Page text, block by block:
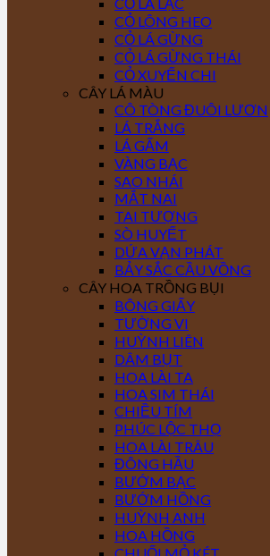
CỎ LÔNG HEO
CỎ LÁ GỪNG
CỎ LÁ GỪNG THÁI
CỎ XUYẾN CHI
CÂY LÁ MÀU
CÔ TÒNG ĐUÔI LƯƠN
LÁ TRẮNG
LÁ GẤM
VÀNG BẠC
SAO NHÁI
MẮT NAI
TAI TƯỢNG
SÒ HUYẾT
DỨA VẠN PHÁT
BẢY SẮC CẦU VỒNG
CÂY HOA TRỒNG BỤI
BÔNG GIẤY
TƯỜNG VI
HUỲNH LIÊN
DÂM BỤT
HOA LÀI TA
HOA SIM THÁI
CHIỀU TÍM
PHÚC LỘC THỌ
HOA LÀI TRÂU
ĐÔNG HẦU
BƯỚM BẠC
BƯỚM HỒNG
HUỲNH ANH
HOA HỒNG